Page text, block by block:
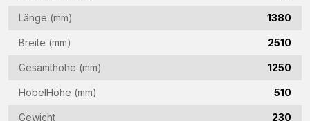
Länge (mm) 1380
Breite (mm) 2510
Gesamthöhe (mm) 1250
HobelHöhe (mm) 510
Gewicht 230
Adresse
(Required)
(Required)
Land
(Required)